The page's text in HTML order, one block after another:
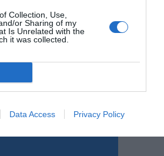
Collection, Use,
or Sharing of my
Is Unrelated with the
it was collected.
Data Access Privacy Policy